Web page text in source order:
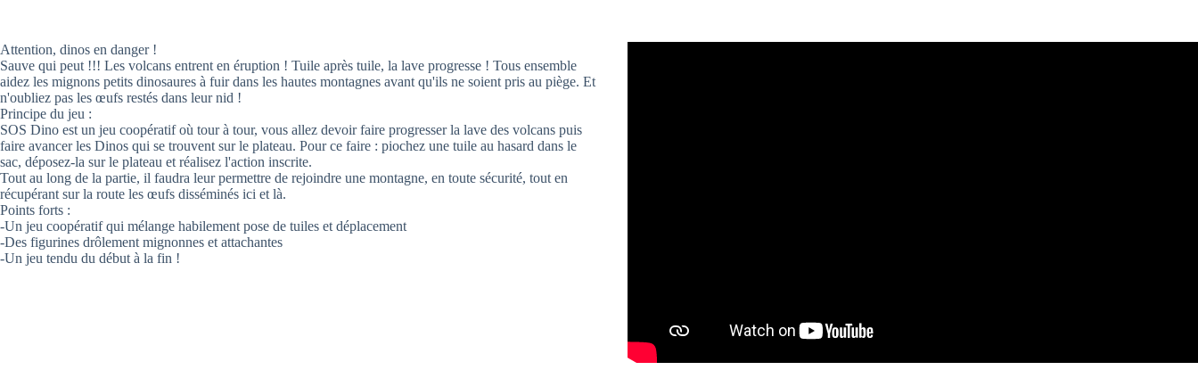
Attention, dinos en danger !
Sauve qui peut !!! Les volcans entrent en éruption ! Tuile après tuile, la lave progresse ! Tous ensemble
aidez les mignons petits dinosaures à fuir dans les hautes montagnes avant qu'ils ne soient pris au piège. Et
n'oubliez pas les œufs restés dans leur nid !
Principe du jeu :
SOS Dino est un jeu coopératif où tour à tour, vous allez devoir faire progresser la lave des volcans puis
faire avancer les Dinos qui se trouvent sur le plateau. Pour ce faire : piochez une tuile au hasard dans le
sac, déposez-la sur le plateau et réalisez l'action inscrite.
Tout au long de la partie, il faudra leur permettre de rejoindre une montagne, en toute sécurité, tout en
récupérant sur la route les œufs disséminés ici et là.
Points forts :
-Un jeu coopératif qui mélange habilement pose de tuiles et déplacement
-Des figurines drôlement mignonnes et attachantes
-Un jeu tendu du début à la fin !